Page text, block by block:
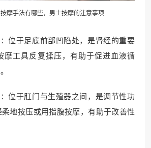
摩手法有哪些，男士按摩的注意事项
位于足底前部凹陷处，是肾经的重要
摩工具反复揉压，有助于促进血液循
位于肛门与生殖器之间，是调节性功
地按压或用指腹按摩，有助于改善性